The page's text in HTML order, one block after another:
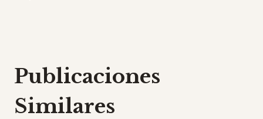
Publicaciones
Similares